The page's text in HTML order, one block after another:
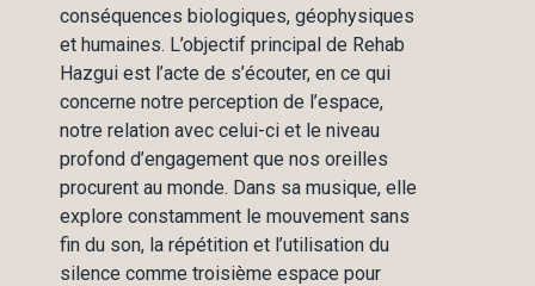
conséquences biologiques, géophysiques
et humaines. L’objectif principal de Rehab
Hazgui est l’acte de s’écouter, en ce qui
concerne notre perception de l’espace,
notre relation avec celui-ci et le niveau
profond d’engagement que nos oreilles
procurent au monde. Dans sa musique, elle
explore constamment le mouvement sans
fin du son, la répétition et l’utilisation du
silence comme troisième espace pour